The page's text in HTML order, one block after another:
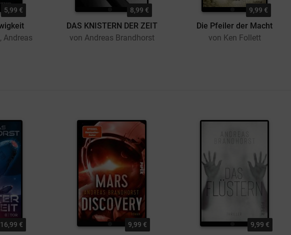
5,99 €
Andreas
8,99 €
DAS KNISTERN DER ZEIT
von Andreas Brandhorst
9,99 €
Die Pfeiler der Macht
von Ken Follett
16,99 € 9,99 € 9,99 €